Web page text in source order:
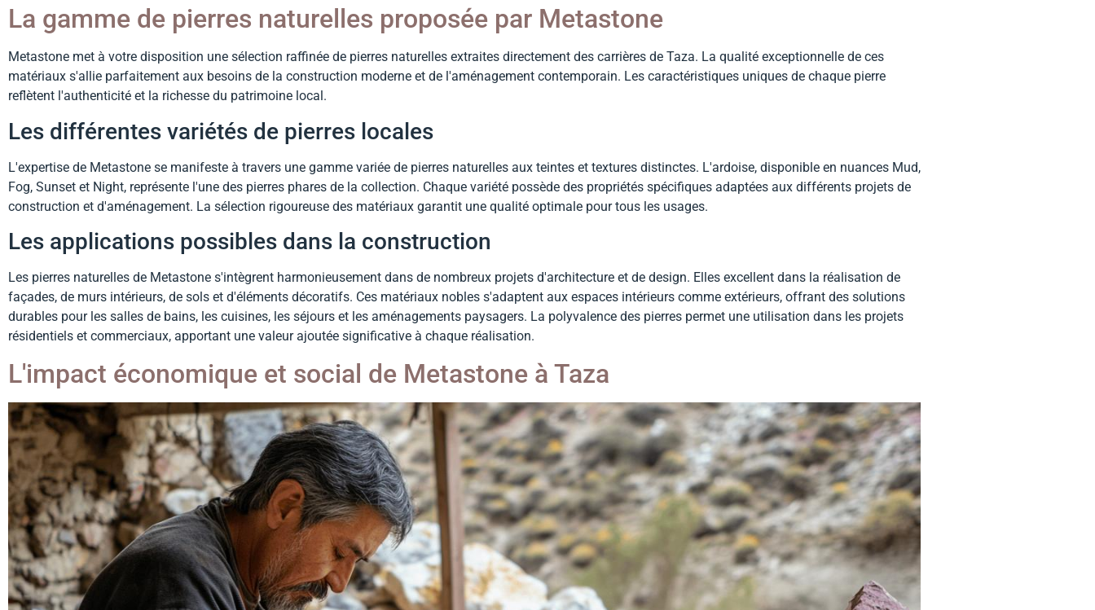
La gamme de pierres naturelles proposée par Metastone
Metastone met à votre disposition une sélection raffinée de pierres naturelles extraites directement des carrières de Taza. La qualité exceptionnelle de ces
matériaux s'allie parfaitement aux besoins de la construction moderne et de l'aménagement contemporain. Les caractéristiques uniques de chaque pierre
reflètent l'authenticité et la richesse du patrimoine local.
Les différentes variétés de pierres locales
L'expertise de Metastone se manifeste à travers une gamme variée de pierres naturelles aux teintes et textures distinctes. L'ardoise, disponible en nuances Mud,
Fog, Sunset et Night, représente l'une des pierres phares de la collection. Chaque variété possède des propriétés spécifiques adaptées aux différents projets de
construction et d'aménagement. La sélection rigoureuse des matériaux garantit une qualité optimale pour tous les usages.
Les applications possibles dans la construction
Les pierres naturelles de Metastone s'intègrent harmonieusement dans de nombreux projets d'architecture et de design. Elles excellent dans la réalisation de
façades, de murs intérieurs, de sols et d'éléments décoratifs. Ces matériaux nobles s'adaptent aux espaces intérieurs comme extérieurs, offrant des solutions
durables pour les salles de bains, les cuisines, les séjours et les aménagements paysagers. La polyvalence des pierres permet une utilisation dans les projets
résidentiels et commerciaux, apportant une valeur ajoutée significative à chaque réalisation.
L'impact économique et social de Metastone à Taza